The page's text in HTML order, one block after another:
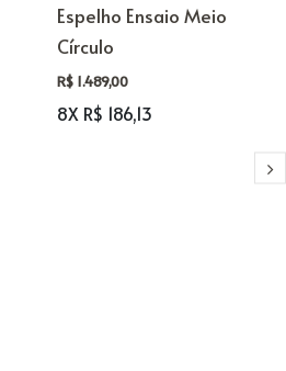
Espelho Ensaio Meio
Círculo
R$ 1.489,00
8X R$ 186,13